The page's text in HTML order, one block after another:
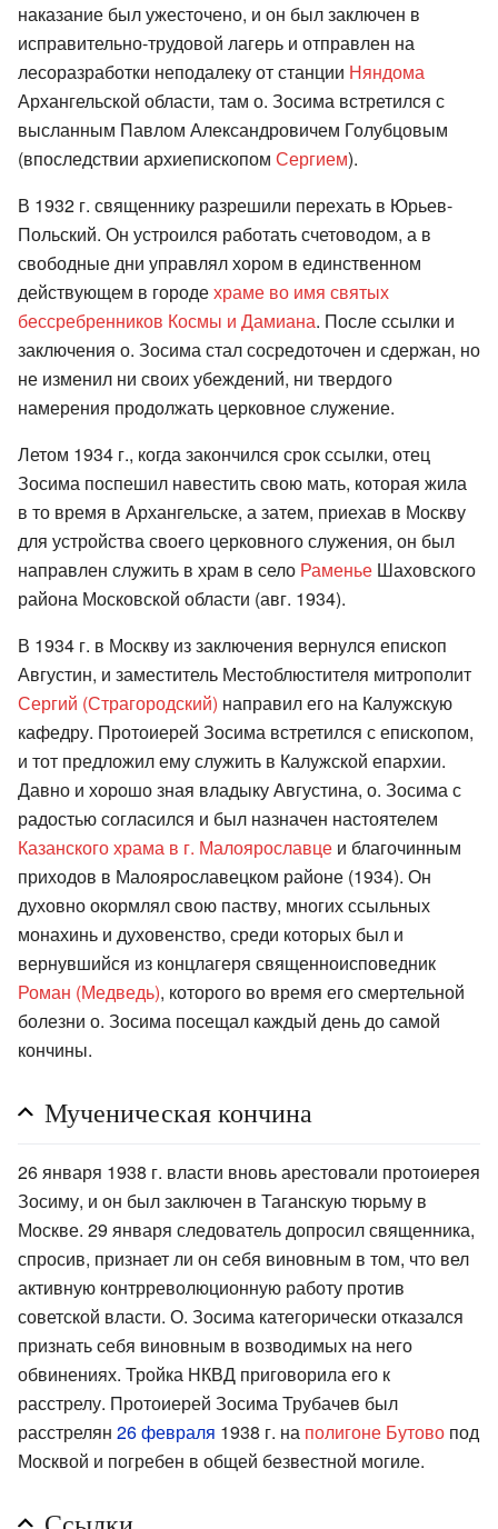
наказание был ужесточено, и он был заключен в
исправительно-трудовой лагерь и отправлен на
лесоразработки неподалеку от станции Няндома
Архангельской области, там о. Зосима встретился с
высланным Павлом Александровичем Голубцовым
(впоследствии архиепископом Сергием).
В 1932 г. священнику разрешили перехать в Юрьев-
Польский. Он устроился работать счетоводом, а в
свободные дни управлял хором в единственном
действующем в городехраме во имя святых
бессребренников Космы и Дамиана. После ссылки и
заключения о. Зосима стал сосредоточен и сдержан, но
не изменил ни своих убеждений, ни твердого
намерения продолжать церковное служение.
Летом 1934 г., когда закончился срок ссылки, отец
Зосима поспешил навестить свою мать, которая жила
в то время в Архангельске, а затем, приехав в Москву
для устройства своего церковного служения, он был
направлен служить в храм в село Раменье Шаховского
района Московской области (авг. 1934).
В 1934 г. в Москву из заключения вернулся епископ
Августин, и заместитель Местоблюстителя митрополит
Сергий (Страгородский) направил его на Калужскую
кафедру. Протоиерей Зосима встретился с епископом,
и тот предложил ему служить в Калужской епархии.
Давно и хорошо зная владыку Августина, о. Зосима с
радостью согласился и был назначен настоятелем
Казанского храма в г. Малоярославце и благочинным
приходов в Малоярославецком районе (1934). Он
духовно окормлял свою паству, многих ссыльных
монахинь и духовенство, среди которых был и
вернувшийся из концлагеря священноисповедник
Роман (Медведь), которого во время его смертельной
болезни о. Зосима посещал каждый день до самой
кончины.
Мученическая кончина
26 января 1938 г. власти вновь арестовали протоиерея
Зосиму, и он был заключен в Таганскую тюрьму в
Москве. 29 января следователь допросил священника,
спросив, признает ли он себя виновным в том, что вел
активную контрреволюционную работу против
советской власти. О. Зосима категорически отказался
признать себя виновным в возводимых на него
обвинениях. Тройка НКВД приговорила его к
расстрелу. Протоиерей Зосима Трубачев был
расстрелян 26 февраля 1938 г. на полигоне Бутово под
Москвой и погребен в общей безвестной могиле.